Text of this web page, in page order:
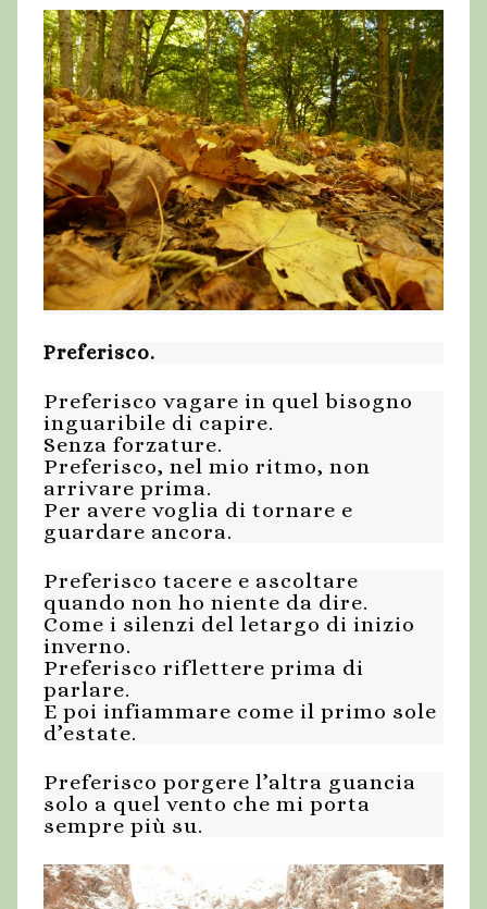
Preferisco.
Preferisco vagare in quel bisogno
inguaribile di capire.
Senza forzature.
Preferisco, nel mio ritmo, non
arrivare prima.
Per avere voglia di tornare e
guardare ancora.
Preferisco tacere e ascoltare
quando non ho niente da dire.
Come i silenzi del letargo di inizio
inverno.
Preferisco riflettere prima di
parlare.
E poi infiammare come il primo sole
d’estate.
Preferisco porgere l’altra guancia
solo a quel vento che mi porta
sempre più su.